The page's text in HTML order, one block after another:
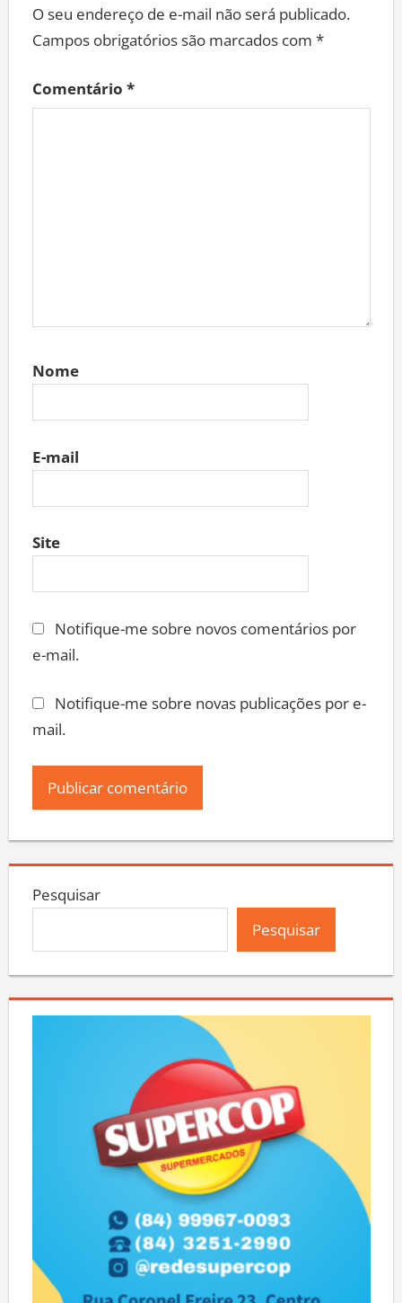
O seu endereço de e-mail não será publicado.
Campos obrigatórios são marcados com *
Comentário *
Nome
E-mail
Site
Notifique-me sobre novos comentários por
e-mail.
Notifique-me sobre novas publicações por e-
mail.
Pesquisar
Pesquisar